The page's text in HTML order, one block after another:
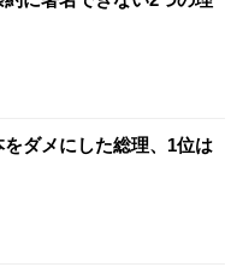
ダメにした総理、1位は